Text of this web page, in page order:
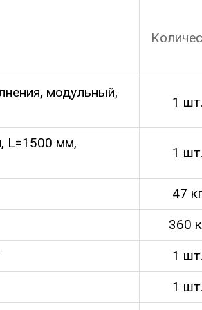
модульный,
1 шт.
L=1500 мм,
1 шт.
47
360
1 шт.
1 шт.